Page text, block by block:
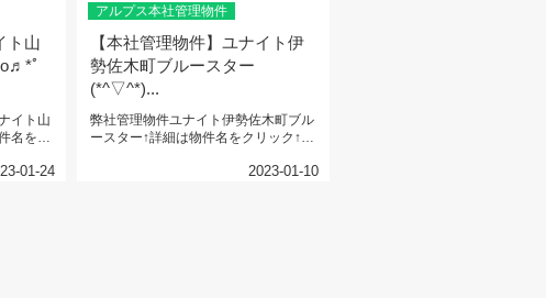
ト山
ﾟ
イト山
名を
01-24
アルプス本社管理物件
【本社管理物件】ユナイト伊
勢佐木町ブルースター
(*^▽^*)...
弊社管理物件ユナイト伊勢佐木町ブル
ースター↑詳細は物件名をクリック↑Ｊ
2023-01-10